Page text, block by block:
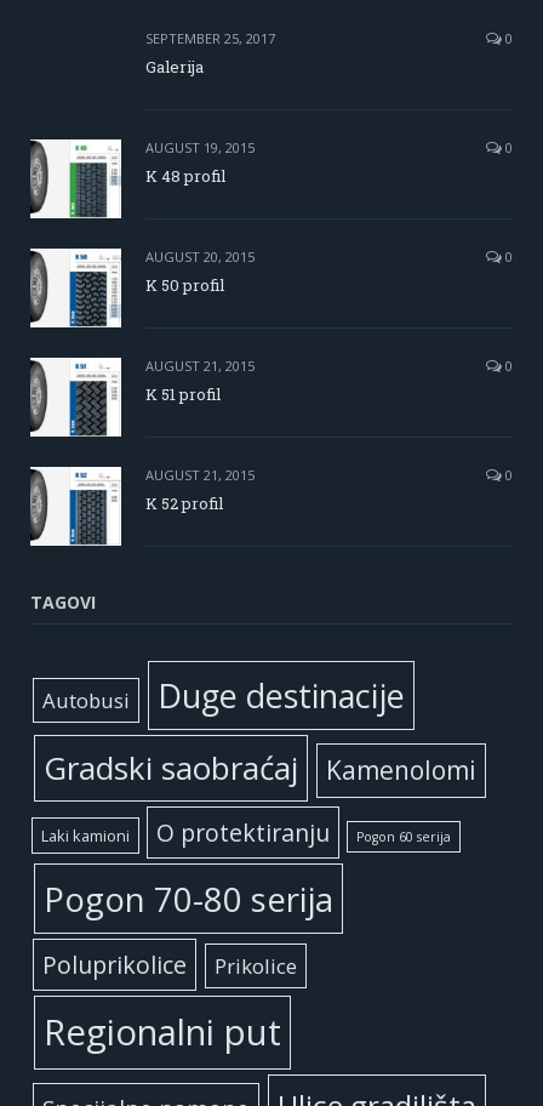
SEPTEMBER 25, 2017 0
Galerija
AUGUST 19, 2015 0
K 48 profil
AUGUST 20, 2015 0
K 50 profil
AUGUST 21, 2015 0
K 51 profil
AUGUST 21, 2015 0
K 52 profil
TAGOVI
Autobusi Duge destinacije
Gradski saobraćaj Kamenolomi
Laki kamioni O protektiranju Pogon 60 serija
Pogon 70-80 serija
Poluprikolice Prikolice
Regionalni put